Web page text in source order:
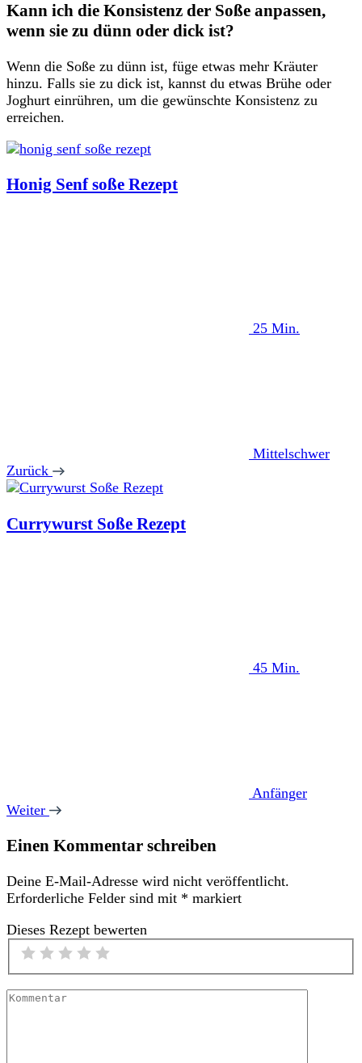
Kann ich die Konsistenz der Soße anpassen,
wenn sie zu dünn oder dick ist?
Wenn die Soße zu dünn ist, füge etwas mehr Kräuter
hinzu. Falls sie zu dick ist, kannst du etwas Brühe oder
Joghurt einrühren, um die gewünschte Konsistenz zu
erreichen.
Honig Senf soße Rezept​
25 Min.
Mittelschwer
Zurück
Currywurst Soße Rezept
45 Min.
Anfänger
Weiter
Einen Kommentar schreiben
Deine E-Mail-Adresse wird nicht veröffentlicht.
Erforderliche Felder sind mit * markiert
Dieses Rezept bewerten
Kommentar